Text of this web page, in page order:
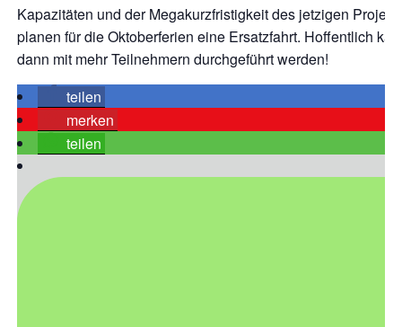
Kapazitäten und der Megakurzfristigkeit des jetzigen
planen für die Oktoberferien eine Ersatzfahrt. Hoffentlich
dann mit mehr Teilnehmern durchgeführt werden!
teilen
merken
teilen